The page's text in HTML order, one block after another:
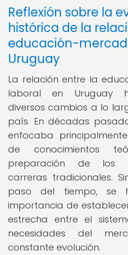
Reflexión sobre la
histórica de la
educación-
Uruguay
La relación entre la
laboral en Uruguay
diversos cambios a lo
país. En décadas
enfocaba
de conocimientos
preparación de los
carreras tradicionales.
paso del tiempo, se
importancia de
estrecha entre el
necesidades del
constante evolución.